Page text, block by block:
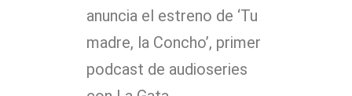
anuncia el estreno de ‘Tu
madre, la Concho’, primer
podcast de audioseries